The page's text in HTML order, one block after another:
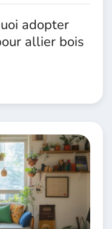
adopter
allier bois